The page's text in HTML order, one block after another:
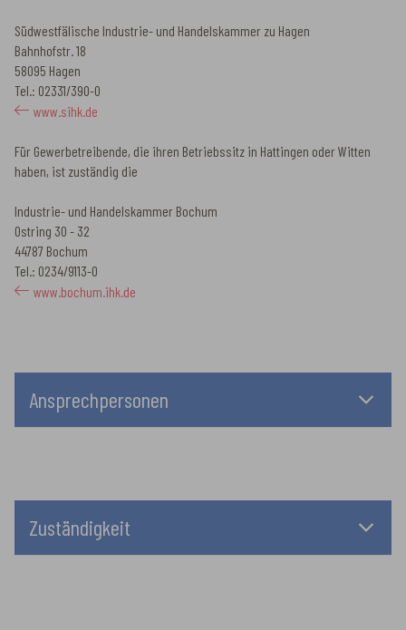
Südwestfälische Industrie- und Handelskammer zu Hagen
Bahnhofstr. 18
58095 Hagen
Tel.: 02331/390-0
www.sihk.de
Für Gewerbetreibende, die ihren Betriebssitz in Hattingen oder Witten
haben, ist zuständig die
Industrie- und Handelskammer Bochum
Ostring 30 - 32
44787 Bochum
Tel.: 0234/9113-0
www.bochum.ihk.de
Ansprechpersonen
Zuständigkeit